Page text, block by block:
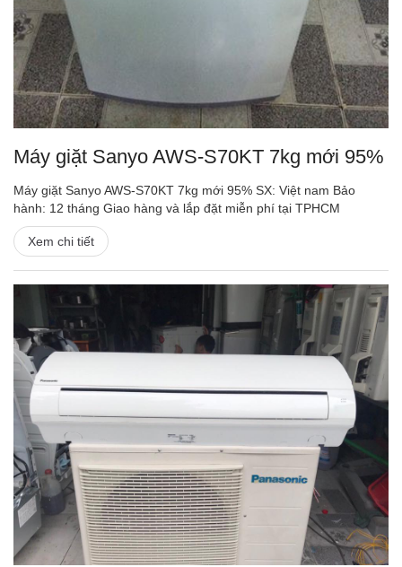
Máy giặt Sanyo AWS-S70KT 7kg mới 95%
Máy giặt Sanyo AWS-S70KT 7kg mới 95% SX: Việt nam Bảo
hành: 12 tháng Giao hàng và lắp đặt miễn phí tại TPHCM
Xem chi tiết